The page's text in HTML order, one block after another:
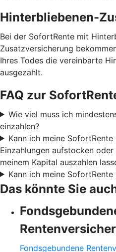
Hinterbliebenen-
Bei der SofortRente mit
Zusatzversicherung
Ihres Todes die vereinbarte
ausgezahlt.
FAQ zur
Wie viel muss ich
einzahlen?
Kann ich meine
Einzahlungen aufstocken
meinem Kapital auszahlen
Kann ich meine SofortRente
Das könnte Sie
Fondsgebundene